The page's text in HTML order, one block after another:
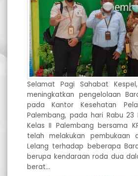
Selamat Pagi Sahabat
meningkatkan pengelolaan
pada Kantor Kesehatan
Palembang, pada hari Rabu 23
Kelas II Palembang bersama
telah melakukan pembukaan
Lelang terhadap beberapa
berupa kendaraan roda dua
berat…